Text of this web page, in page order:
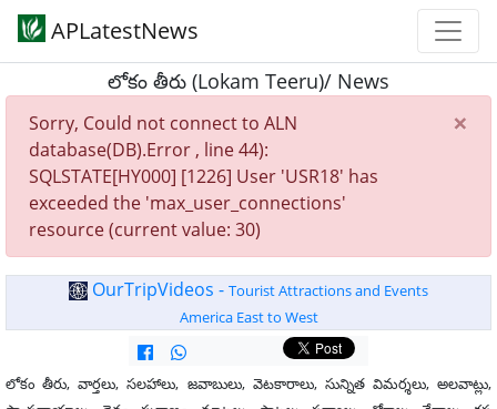
APLatestNews
లోకం తీరు (Lokam Teeru)/ News
×
Sorry, Could not connect to ALN
database(DB).Error , line 44):
SQLSTATE[HY000] [1226] User 'USR18' has
exceeded the 'max_user_connections'
resource (current value: 30)
OurTripVideos - Tourist Attractions and Events
America East to West
లోకం తీరు, వార్తలు, సలహాలు, జవాబులు, వెటకారాలు, సున్నిత విమర్శలు, అలవాట్లు,